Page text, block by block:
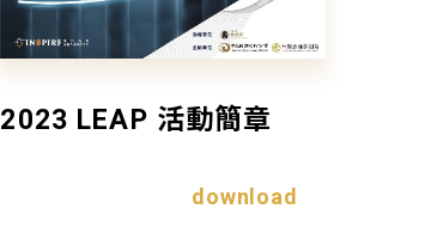
2023 LEAP 活動簡章
download